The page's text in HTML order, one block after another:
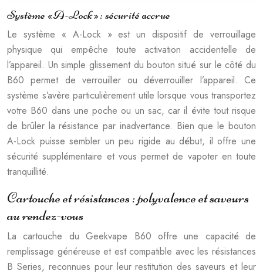
Système « A-Lock » : sécurité accrue
Le système « A-Lock » est un dispositif de verrouillage
physique qui empêche toute activation accidentelle de
l’appareil. Un simple glissement du bouton situé sur le côté du
B60 permet de verrouiller ou déverrouiller l’appareil. Ce
système s’avère particulièrement utile lorsque vous transportez
votre B60 dans une poche ou un sac, car il évite tout risque
de brûler la résistance par inadvertance. Bien que le bouton
A-Lock puisse sembler un peu rigide au début, il offre une
sécurité supplémentaire et vous permet de vapoter en toute
tranquillité.
Cartouche et résistances : polyvalence et saveurs
au rendez-vous
La cartouche du Geekvape B60 offre une capacité de
remplissage généreuse et est compatible avec les résistances
B Series, reconnues pour leur restitution des saveurs et leur